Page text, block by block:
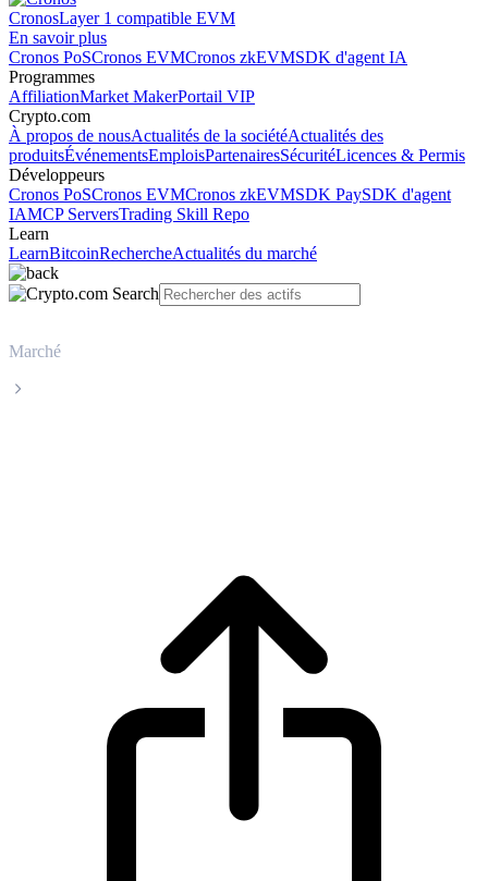
CronosLayer 1 compatible EVM
En savoir plus
Cronos PoSCronos EVMCronos zkEVMSDK d'agent IA
Programmes
AffiliationMarket MakerPortail VIP
Crypto.com
À propos de nousActualités de la sociétéActualités des
produitsÉvénementsEmploisPartenairesSécuritéLicences & Permis
Développeurs
Cronos PoSCronos EVMCronos zkEVMSDK PaySDK d'agent
IAMCP ServersTrading Skill Repo
Learn
LearnBitcoinRechercheActualités du marché
Marché